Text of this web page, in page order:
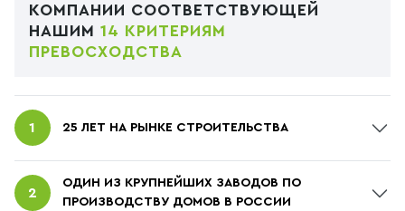
КОМПАНИИ СООТВЕТСТВУЮЩЕЙ
НАШИМ 14 КРИТЕРИЯМ
ПРЕВОСХОДСТВА
25 ЛЕТ НА РЫНКЕ СТРОИТЕЛЬСТВА
идеальный продукт, по отработанной технологии,
ОДИН ИЗ КРУПНЕЙШИХ ЗАВОДОВ ПО
ПРОИЗВОДСТВУ ДОМОВ В РОССИИ